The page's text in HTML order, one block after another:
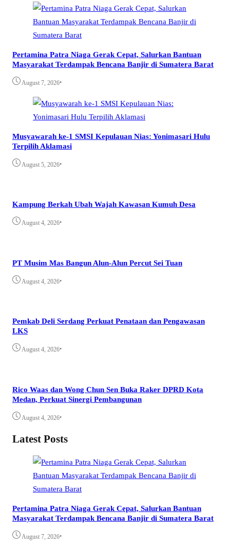
Pertamina Patra Niaga Gerak Cepat, Salurkan Bantuan
Masyarakat Terdampak Bencana Banjir di Sumatera Barat
August 7, 2026•
Musyawarah ke-1 SMSI Kepulauan Nias: Yonimasari Hulu
Terpilih Aklamasi
August 5, 2026•
Kampung Berkah Ubah Wajah Kawasan Kumuh Desa
August 4, 2026•
PT Musim Mas Bangun Alun-Alun Percut Sei Tuan
August 4, 2026•
Pemkab Deli Serdang Perkuat Penataan dan Pengawasan
LKS
August 4, 2026•
Rico Waas dan Wong Chun Sen Buka Raker DPRD Kota
Medan, Perkuat Sinergi Pembangunan
August 4, 2026•
Latest Posts
Pertamina Patra Niaga Gerak Cepat, Salurkan Bantuan
Masyarakat Terdampak Bencana Banjir di Sumatera Barat
August 7, 2026•